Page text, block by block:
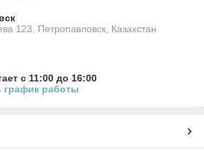
123, Петропавловск, Казахстан
с 11:00 до 16:00
график работы